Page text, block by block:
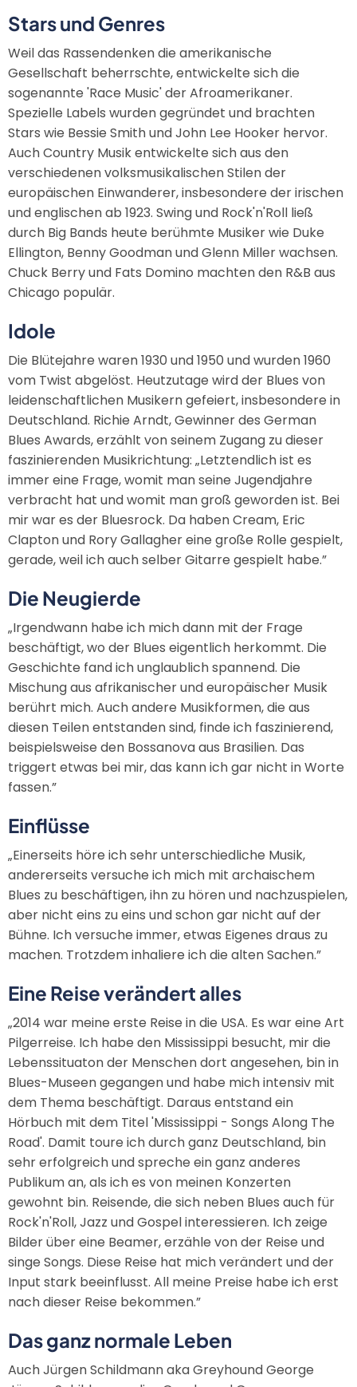
Stars und Genres
Weil das Rassendenken die amerikanische
Gesellschaft beherrschte, entwickelte sich die
sogenannte 'Race Music' der Afroamerikaner.
Spezielle Labels wurden gegründet und brachten
Stars wie Bessie Smith und John Lee Hooker hervor.
Auch Country Musik entwickelte sich aus den
verschiedenen volksmusikalischen Stilen der
europäischen Einwanderer, insbesondere der irischen
und englischen ab 1923. Swing und Rock'n'Roll ließ
durch Big Bands heute berühmte Musiker wie Duke
Ellington, Benny Goodman und Glenn Miller wachsen.
Chuck Berry und Fats Domino machten den R&B aus
Chicago populär.
Idole
Die Blütejahre waren 1930 und 1950 und wurden 1960
vom Twist abgelöst. Heutzutage wird der Blues von
leidenschaftlichen Musikern gefeiert, insbesondere in
Deutschland. Richie Arndt, Gewinner des German
Blues Awards, erzählt von seinem Zugang zu dieser
faszinierenden Musikrichtung: „Letztendlich ist es
immer eine Frage, womit man seine Jugendjahre
verbracht hat und womit man groß geworden ist. Bei
mir war es der Bluesrock. Da haben Cream, Eric
Clapton und Rory Gallagher eine große Rolle gespielt,
gerade, weil ich auch selber Gitarre gespielt habe.”
Die Neugierde
„Irgendwann habe ich mich dann mit der Frage
beschäftigt, wo der Blues eigentlich herkommt. Die
Geschichte fand ich unglaublich spannend. Die
Mischung aus afrikanischer und europäischer Musik
berührt mich. Auch andere Musikformen, die aus
diesen Teilen entstanden sind, finde ich faszinierend,
beispielsweise den Bossanova aus Brasilien. Das
triggert etwas bei mir, das kann ich gar nicht in Worte
fassen.”
Einflüsse
„Einerseits höre ich sehr unterschiedliche Musik,
andererseits versuche ich mich mit archaischem
Blues zu beschäftigen, ihn zu hören und nachzuspielen,
aber nicht eins zu eins und schon gar nicht auf der
Bühne. Ich versuche immer, etwas Eigenes draus zu
machen. Trotzdem inhaliere ich die alten Sachen.”
Eine Reise verändert alles
„2014 war meine erste Reise in die USA. Es war eine Art
Pilgerreise. Ich habe den Mississippi besucht, mir die
Lebenssituaton der Menschen dort angesehen, bin in
Blues-Museen gegangen und habe mich intensiv mit
dem Thema beschäftigt. Daraus entstand ein
Hörbuch mit dem Titel 'Mississippi - Songs Along The
Road'. Damit toure ich durch ganz Deutschland, bin
sehr erfolgreich und spreche ein ganz anderes
Publikum an, als ich es von meinen Konzerten
gewohnt bin. Reisende, die sich neben Blues auch für
Rock'n'Roll, Jazz und Gospel interessieren. Ich zeige
Bilder über eine Beamer, erzähle von der Reise und
singe Songs. Diese Reise hat mich verändert und der
Input stark beeinflusst. All meine Preise habe ich erst
nach dieser Reise bekommen.”
Das ganz normale Leben
Auch Jürgen Schildmann aka Greyhound George